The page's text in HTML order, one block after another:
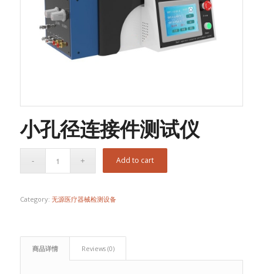
小孔径连接件测试仪
Add to cart
Category: 无源医疗器械检测设备
商品详情 Reviews (0)